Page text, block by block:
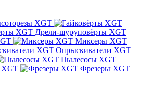
XGT
Дрели-шуруповёрты XGT
Миксеры XGT
Опрыскиватели XGT
Пылесосы XGT
XGT
Фрезеры XGT